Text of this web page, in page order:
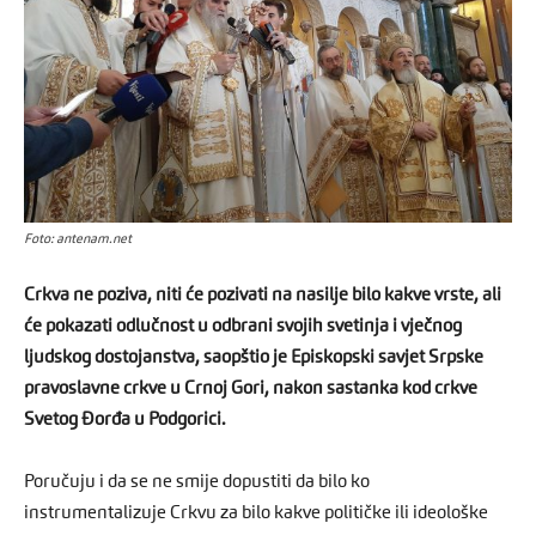
Foto: antenam.net
Crkva ne poziva, niti će pozivati na nasilje bilo kakve vrste, ali
će pokazati odlučnost u odbrani svojih svetinja i vječnog
ljudskog dostojanstva, saopštio je Episkopski savjet Srpske
pravoslavne crkve u Crnoj Gori, nakon sastanka kod crkve
Svetog Đorđa u Podgorici.
Poručuju i da se ne smije dopustiti da bilo ko
instrumentalizuje Crkvu za bilo kakve političke ili ideološke